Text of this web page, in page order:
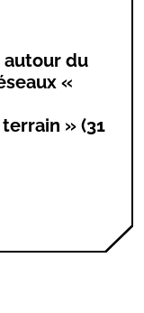
autour du
«
» (31